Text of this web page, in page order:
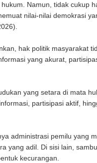
Namun, tidak cukup
nilai-nilai demokrasi
hak politik masyarakat
yang akurat,
yang setara di mata
partisipasi aktif,
administrasi pemilu yang
yang adil. Di sisi lain,
kecurangan.